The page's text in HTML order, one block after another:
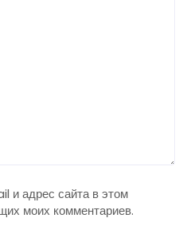
и адрес сайта в этом
моих комментариев.